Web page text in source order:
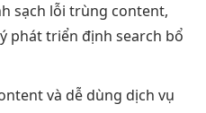
sạch lỗi trùng content,
phát triển định search bổ
và dễ dùng dịch vụ